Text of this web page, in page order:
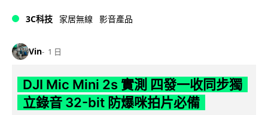
3C科技 家居無線 影音產品
Vin 1 日
DJI Mic Mini 2s 實測 四發一收同步獨
立錄音 32-bit 防爆咪拍片必備